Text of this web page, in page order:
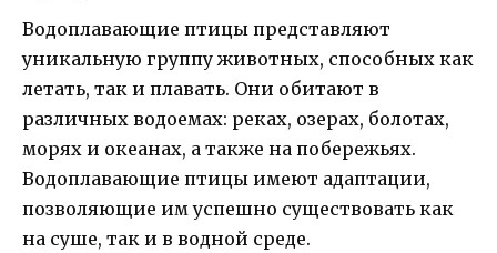
Водоплавающие птицы представляют
уникальную группу животных, способных как
летать, так и плавать. Они обитают в
различных водоемах: реках, озерах, болотах,
морях и океанах, а также на побережьях.
Водоплавающие птицы имеют адаптации,
позволяющие им успешно существовать как
на суше, так и в водной среде.